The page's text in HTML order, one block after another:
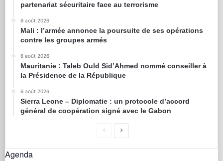
partenariat sécuritaire face au terrorisme
6 août 2026
Mali : l’armée annonce la poursuite de ses opérations
contre les groupes armés
6 août 2026
Mauritanie : Taleb Ould Sid’Ahmed nommé conseiller à
la Présidence de la République
6 août 2026
Sierra Leone – Diplomatie : un protocole d’accord
général de coopération signé avec le Gabon
Agenda